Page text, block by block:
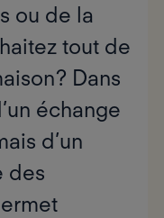
ou de la
tout de
? Dans
échange
d’un
des